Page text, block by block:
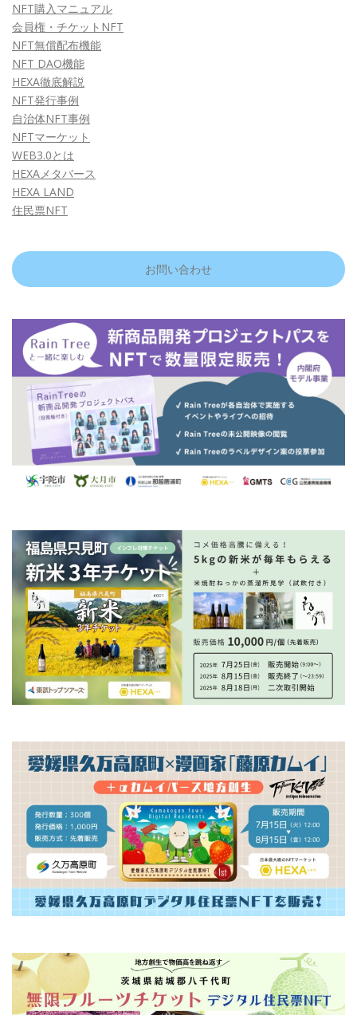
NFT購入マニュアル
会員権・チケットNFT
NFT無償配布機能
NFT DAO機能
HEXA徹底解説
NFT発行事例
自治体NFT事例
NFTマーケット
WEB3.0とは
HEXAメタバース
HEXA LAND
住民票NFT
お問い合わせ